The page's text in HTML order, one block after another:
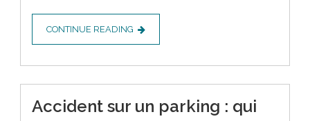
CONTINUE READING
Accident sur un parking : qui